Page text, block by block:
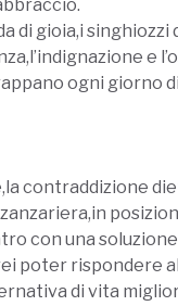
di gioia,i singhiozzi
e
ogni giorno
contraddizione
con una
poter rispondere
di vita